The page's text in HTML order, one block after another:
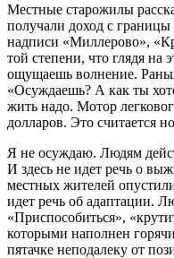
Местные старожилы
получали доход с
надписи «Миллерово»,
той степени, что глядя на
ощущаешь волнение.
«Осуждаешь? А как ты
жить надо. Мотор
долларов. Это считается
Я не осуждаю. Людям
И здесь не идет речь о
местных жителей
идет речь об адаптации.
«Приспособиться»,
которыми наполнен
пятачке неподалеку от